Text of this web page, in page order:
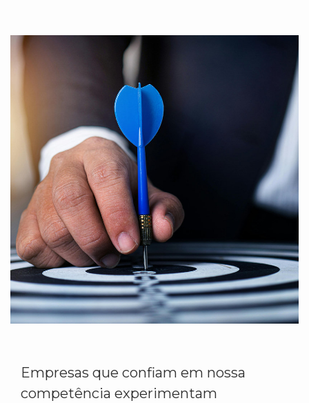
Empresas que confiam em nossa
competência experimentam